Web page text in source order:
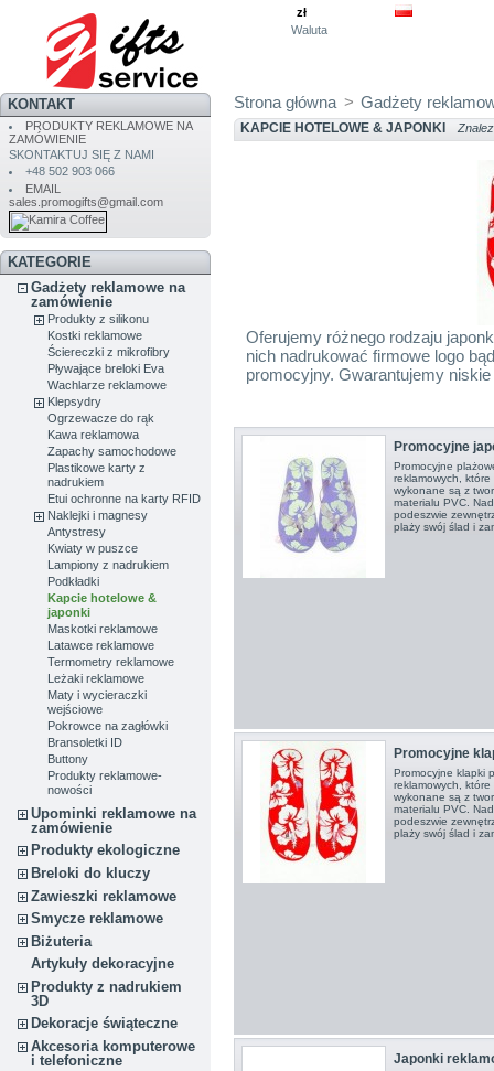
zł
Waluta
KONTAKT
PRODUKTY REKLAMOWE NA
ZAMÓWIENIE
SKONTAKTUJ SIĘ Z NAMI
+48 502 903 066
EMAIL
sales.promogifts@gmail.com
KATEGORIE
Gadżety reklamowe na
zamówienie
Produkty z silikonu
Kostki reklamowe
Ściereczki z mikrofibry
Pływające breloki Eva
Wachlarze reklamowe
Klepsydry
Ogrzewacze do rąk
Kawa reklamowa
Zapachy samochodowe
Plastikowe karty z
nadrukiem
Etui ochronne na karty RFID
Naklejki i magnesy
Antystresy
Kwiaty w puszce
Lampiony z nadrukiem
Podkładki
Kapcie hotelowe &
japonki
Maskotki reklamowe
Latawce reklamowe
Termometry reklamowe
Leżaki reklamowe
Maty i wycieraczki
wejściowe
Pokrowce na zagłówki
Bransoletki ID
Buttony
Produkty reklamowe-
nowości
Upominki reklamowe na
zamówienie
Produkty ekologiczne
Breloki do kluczy
Zawieszki reklamowe
Smycze reklamowe
Biżuteria
Artykuły dekoracyjne
Produkty z nadrukiem
3D
Dekoracje świąteczne
Akcesoria komputerowe
i telefoniczne
Strona główna > Gadżety
KAPCIE HOTELOWE & JAPONKI
Oferujemy różnego rodzaju
nich nadrukować firmowe logo
promocyjny. Gwarantujemy
Promocyjne
Promocyjne
reklamowych,
wykonane są z
materialu PVC.
podeszwie
plaży swój ślad i
Promocyjne
Promocyjne klapki
reklamowych,
wykonane są z
materialu PVC.
podeszwie
plaży swój ślad i
Japonki